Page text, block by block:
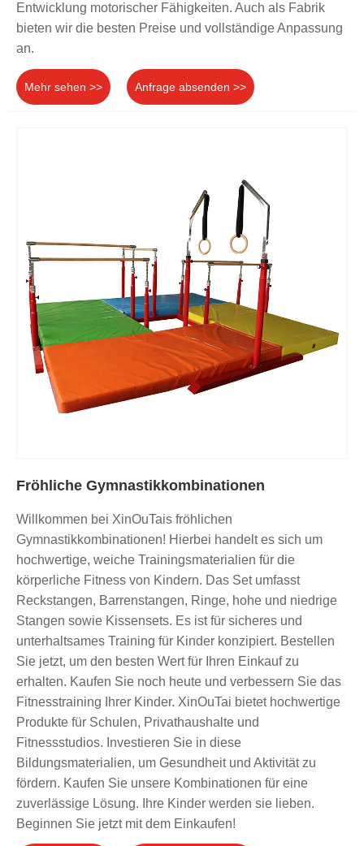
Entwicklung motorischer Fähigkeiten. Auch als Fabrik
bieten wir die besten Preise und vollständige Anpassung
an.
Mehr sehen >> Anfrage absenden >>
Fröhliche Gymnastikkombinationen
Willkommen bei XinOuTais fröhlichen
Gymnastikkombinationen! Hierbei handelt es sich um
hochwertige, weiche Trainingsmaterialien für die
körperliche Fitness von Kindern. Das Set umfasst
Reckstangen, Barrenstangen, Ringe, hohe und niedrige
Stangen sowie Kissensets. Es ist für sicheres und
unterhaltsames Training für Kinder konzipiert. Bestellen
Sie jetzt, um den besten Wert für Ihren Einkauf zu
erhalten. Kaufen Sie noch heute und verbessern Sie das
Fitnesstraining Ihrer Kinder. XinOuTai bietet hochwertige
Produkte für Schulen, Privathaushalte und
Fitnessstudios. Investieren Sie in diese
Bildungsmaterialien, um Gesundheit und Aktivität zu
fördern. Kaufen Sie unsere Kombinationen für eine
zuverlässige Lösung. Ihre Kinder werden sie lieben.
Beginnen Sie jetzt mit dem Einkaufen!